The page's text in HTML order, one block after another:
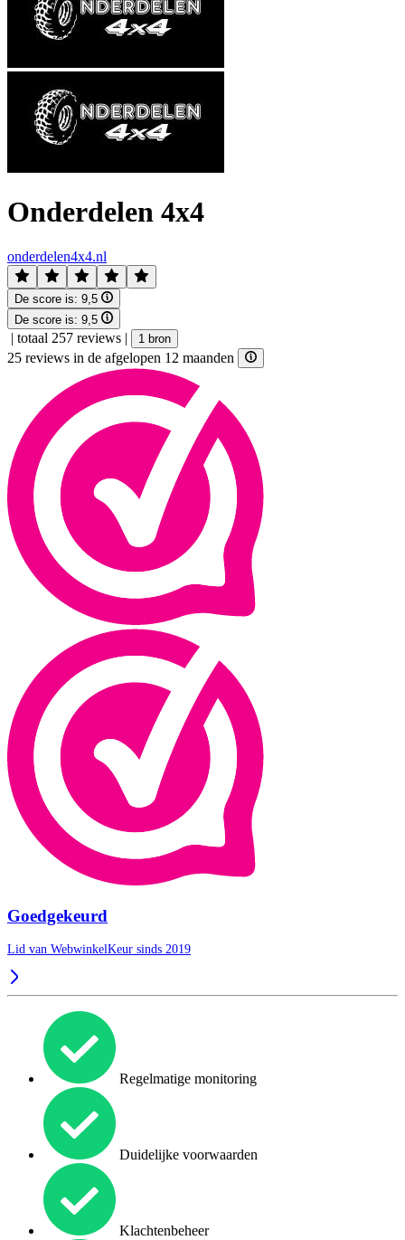
Onderdelen 4x4
onderdelen4x4.nl
De score is: 9,5
De score is: 9,5
| totaal 257 reviews | 1 bron
25 reviews in de afgelopen 12 maanden
Goedgekeurd
Lid van WebwinkelKeur sinds 2019
Regelmatige monitoring
Duidelijke voorwaarden
Klachtenbeheer